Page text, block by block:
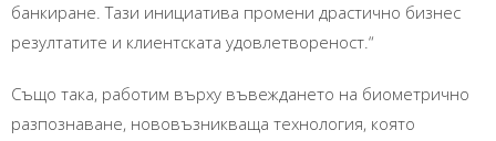
банкиране. Тази инициатива промени драстично бизнес
резултатите и клиентската удовлетвореност.“
Също така, работим върху въвеждането на биометрично
разпознаване, нововъзникваща технология, която